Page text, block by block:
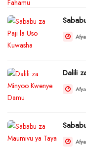
Afya
Dalili
Afya
Afya